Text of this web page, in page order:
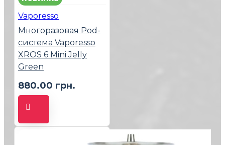
Vaporesso
Многоразовая Pod-
система Vaporesso
XROS 6 Mini Jelly
Green
880.00 грн.